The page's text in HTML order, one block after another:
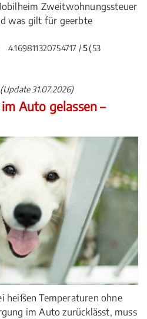
Zweitwohnungssteuer
was gilt für geerbte
4.169811320754717 /5(53
(Update 31.07.2026)
Auto gelassen –
heißen Temperaturen ohne
im Auto zurücklässt, muss